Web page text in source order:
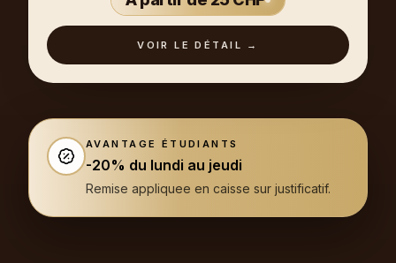
VOIR LE DÉTAIL →
AVANTAGE ÉTUDIANTS
-20% du lundi au jeudi
Remise appliquee en caisse sur justificatif.